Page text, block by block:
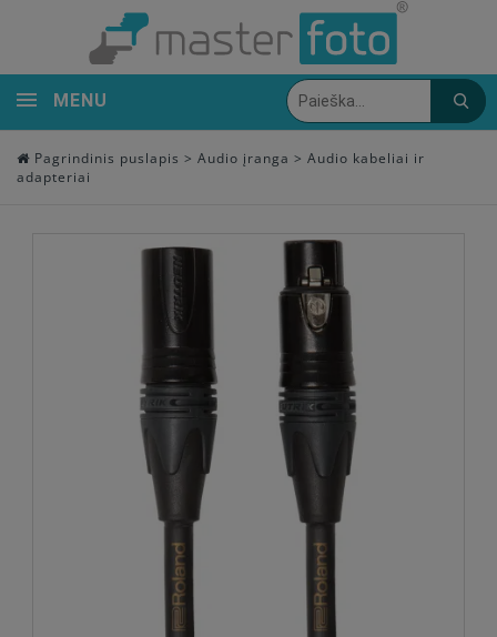
MENU
Pagrindinis puslapis > Audio įranga > Audio kabeliai ir
adapteriai